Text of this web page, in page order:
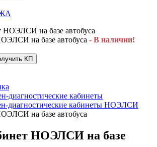
на базе автобуса - В наличии!
КП
диагностические кабинеты
диагностические кабинеты НОЭЛСИ
на базе автобуса
НОЭЛСИ на базе